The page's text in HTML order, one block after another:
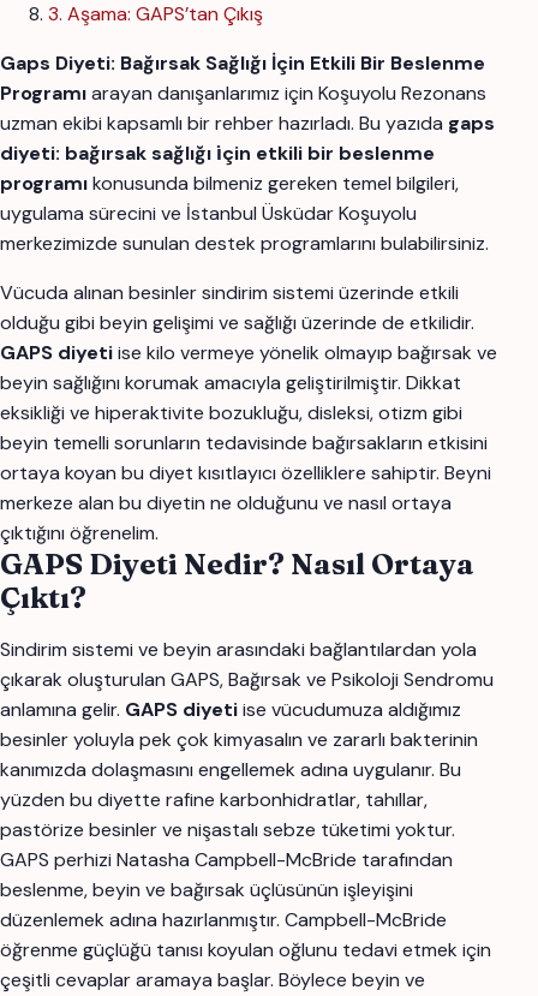
3. Aşama: GAPS’tan Çıkış
Gaps Diyeti: Bağırsak Sağlığı İçin Etkili Bir Beslenme
Programıarayan danışanlarımız için Koşuyolu Rezonans
uzman ekibi kapsamlı bir rehber hazırladı. Bu yazıda gaps
diyeti: bağırsak sağlığı i̇çin etkili bir beslenme
programıkonusunda bilmeniz gereken temel bilgileri,
uygulama sürecini ve İstanbul Üsküdar Koşuyolu
merkezimizde sunulan destek programlarını bulabilirsiniz.
Vücuda alınan besinler sindirim sistemi üzerinde etkili
olduğu gibi beyin gelişimi ve sağlığı üzerinde de etkilidir.
GAPS diyetiise kilo vermeye yönelik olmayıp bağırsak ve
beyin sağlığını korumak amacıyla geliştirilmiştir. Dikkat
eksikliği ve hiperaktivite bozukluğu, disleksi, otizm gibi
beyin temelli sorunların tedavisinde bağırsakların etkisini
ortaya koyan bu diyet kısıtlayıcı özelliklere sahiptir. Beyni
merkeze alan bu diyetin ne olduğunu ve nasıl ortaya
çıktığını öğrenelim.
GAPS Diyeti Nedir? Nasıl Ortaya
Çıktı?
Sindirim sistemi ve beyin arasındaki bağlantılardan yola
çıkarak oluşturulan GAPS, Bağırsak ve Psikoloji Sendromu
anlamına gelir. GAPS diyetiise vücudumuza aldığımız
besinler yoluyla pek çok kimyasalın ve zararlı bakterinin
kanımızda dolaşmasını engellemek adına uygulanır. Bu
yüzden bu diyette rafine karbonhidratlar, tahıllar,
pastörize besinler ve nişastalı sebze tüketimi yoktur.
GAPS perhizi Natasha Campbell-McBride tarafından
beslenme, beyin ve bağırsak üçlüsünün işleyişini
düzenlemek adına hazırlanmıştır. Campbell-McBride
öğrenme güçlüğü tanısı koyulan oğlunu tedavi etmek için
çeşitli cevaplar aramaya başlar. Böylece beyin ve